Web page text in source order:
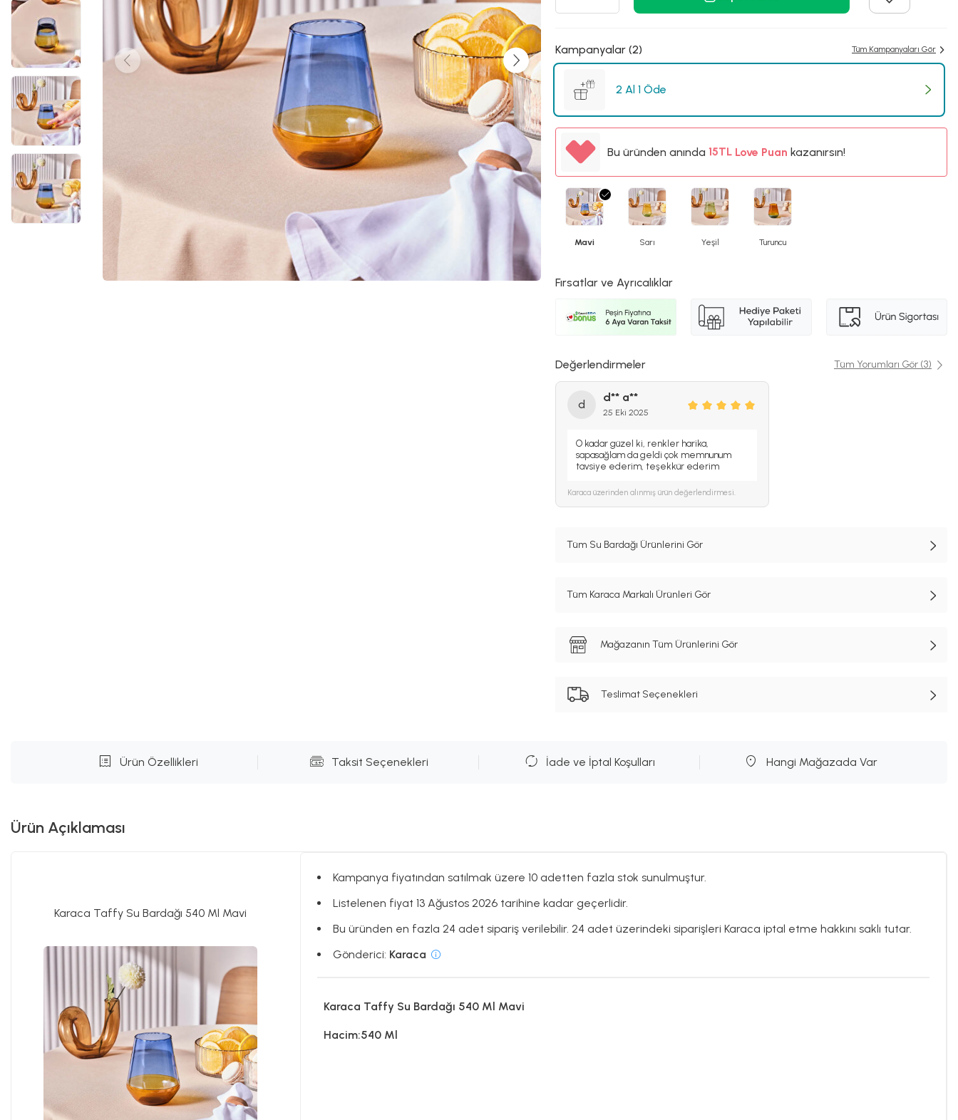
Kampanyalar (2) Tüm Kampanyaları Gör
2 Al 1 Öde
Bu üründen anında15TL Love Puan kazanırsın!
Mavi Sarı Yeşil Turuncu
Fırsatlar ve Ayrıcalıklar
Değerlendirmeler Tüm Yorumları Gör (3)
d
d** a**
25 Eki 2025
O kadar güzel ki, renkler harika,
sapasağlam da geldi çok memnunum
tavsiye ederim, teşekkür ederim
Karaca üzerinden alınmış ürün değerlendirmesi.
Tüm Su Bardağı Ürünlerini Gör
Tüm Karaca Markalı Ürünleri Gör
Mağazanın Tüm Ürünlerini Gör
Teslimat Seçenekleri
Ürün Özellikleri Taksit Seçenekleri İade ve İptal Koşulları Hangi Mağazada Var
Ürün Açıklaması
Karaca Taffy Su Bardağı 540 Ml Mavi
Kampanya fiyatından satılmak üzere 10 adetten fazla stok sunulmuştur.
Listelenen fiyat 13 Ağustos 2026 tarihine kadar geçerlidir.
Bu üründen en fazla 24 adet sipariş verilebilir. 24 adet üzerindeki siparişleri Karaca iptal etme hakkını saklı tutar.
Gönderici: Karaca
Karaca Taffy Su Bardağı 540 Ml Mavi
Hacim:540 Ml